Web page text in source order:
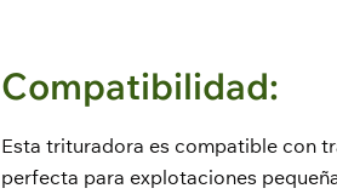
Compatibilidad:
Esta trituradora es compatible con
perfecta para explotaciones